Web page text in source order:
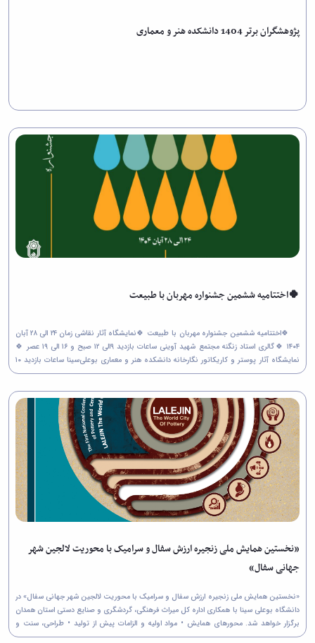
پژوهشگران برتر 1404 دانشکده هنر و معماری
🍀اختتامیه ششمین جشنواره مهربان با طبیعت
🍀اختتامیه ششمین جشنواره مهربان با طبیعت 🍀نمایشگاه آثار نقاشی زمان ۲۴ الی ۲۸ آبان
۱۴۰۴ 🍀گالری استاد زنگنه مجتمع شهید آوینی ساعات بازدید ۹الی ۱۲ صبح و ۱۶ الی ۱۹ عصر 🍀
نمایشگاه آثار پوستر و کاریکاتور نگارخانه دانشکده هنر و معماری بوعلی‌سینا ساعات بازدید ۱۰
الی ۱۶ ...
«نخستین همایش ملی زنجیره ارزش سفال و سرامیک با محوریت لالجین شهر
جهانی سفال»
«نخستین همایش ملی زنجیره ارزش سفال و سرامیک با محوریت لالجین شهر جهانی سفال» در
دانشگاه بوعلی سینا با همکاری اداره کل میراث فرهنگی، گردشگری و صنایع دستی استان همدان
برگزار خواهد شد. محورهای همایش • مواد اولیه و الزامات پیش از تولید • طراحی، سنت و
نوآوری در تولید سفال و سرامیک • آسیب ها...